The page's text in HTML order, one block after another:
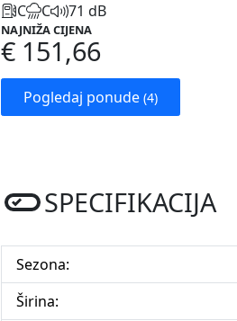
C C 71 dB
NAJNIŽA CIJENA
€ 151,66
Pogledaj ponude (4)
SPECIFIKACIJA
Sezona:
Širina: